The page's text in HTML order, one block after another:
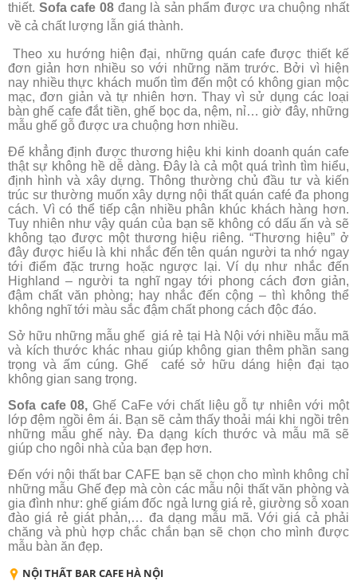
thiết. Sofa cafe 08đang là sản phẩm được ưa chuộng nhất
về cả chất lượng lẫn giá thành.
Theo xu hướng hiện đại, những quán cafe được thiết kế
đơn giản hơn nhiều so với những năm trước. Bởi vì hiện
nay nhiều thực khách muốn tìm đến một có không gian mộc
mạc, đơn giản và tự nhiên hơn. Thay vì sử dụng các loại
bàn ghế cafe đắt tiền, ghế bọc da, nệm, nỉ… giờ đây, những
mẫu ghế gỗ được ưa chuộng hơn nhiều.
Để khẳng định được thương hiệu khi kinh doanh quán cafe
thật sự không hề dễ dàng. Đây là cả một quá trình tìm hiểu,
định hình và xây dựng. Thông thường chủ đầu tư và kiến
trúc sư thường muốn xây dựng nội thất quán café đa phong
cách. Vì có thể tiếp cận nhiều phân khúc khách hàng hơn.
Tuy nhiên như vậy quán của bạn sẽ không có dấu ấn và sẽ
không tạo được một thương hiệu riêng. “Thương hiệu” ở
đây được hiểu là khi nhắc đến tên quán người ta nhớ ngay
tới điểm đặc trưng hoặc ngược lại. Ví dụ như nhắc đến
Highland – người ta nghĩ ngay tới phong cách đơn giản,
đậm chất văn phòng; hay nhắc đến cộng – thì không thể
không nghĩ tới màu sắc đậm chất phong cách độc đáo.
Sở hữu những mẫu ghế giá rẻ tại Hà Nội với nhiều mẫu mã
và kích thước khác nhau giúp không gian thêm phần sang
trọng và ấm cúng. Ghế café sở hữu dáng hiện đại tạo
không gian sang trọng.
Sofa cafe 08, Ghế CaFe với chất liệu gỗ tự nhiên với một
lớp đệm ngồi êm ái. Bạn sẽ cảm thấy thoải mái khi ngồi trên
những mẫu ghế này. Đa dạng kích thước và mẫu mã sẽ
giúp cho ngôi nhà của bạn đẹp hơn.
Đến với nội thất bar CAFE bạn sẽ chọn cho mình không chỉ
những mẫu Ghế đẹp mà còn các mẫu nội thất văn phòng và
gia đình như: ghế giám đốc ngả lưng giá rẻ, giường sỗ xoan
đào giá rẻ giát phản,… đa dạng mẫu mã. Với giá cả phải
chăng và phù hợp chắc chắn bạn sẽ chọn cho mình được
mẫu bàn ăn đẹp.
NỘI THẤT BAR CAFE HÀ NỘI